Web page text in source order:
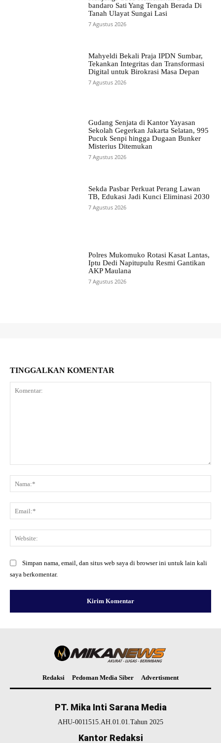
bandaro Sati Yang Tengah Berada Di
Tanah Ulayat Sungai Lasi
7 Agustus 2026
Mahyeldi Bekali Praja IPDN Sumbar,
Tekankan Integritas dan Transformasi
Digital untuk Birokrasi Masa Depan
7 Agustus 2026
Gudang Senjata di Kantor Yayasan
Sekolah Gegerkan Jakarta Selatan, 995
Pucuk Senpi hingga Dugaan Bunker
Misterius Ditemukan
7 Agustus 2026
Sekda Pasbar Perkuat Perang Lawan
TB, Edukasi Jadi Kunci Eliminasi 2030
7 Agustus 2026
Polres Mukomuko Rotasi Kasat Lantas,
Iptu Dedi Napitupulu Resmi Gantikan
AKP Maulana
7 Agustus 2026
TINGGALKAN KOMENTAR
Simpan nama, email, dan situs web saya di browser ini untuk lain kali
saya berkomentar.
Redaksi Pedoman Media Siber Advertisment
PT. Mika Inti Sarana Media
AHU-0011515.AH.01.01.Tahun 2025
Kantor Redaksi